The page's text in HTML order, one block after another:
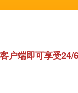
户端即可享受24/